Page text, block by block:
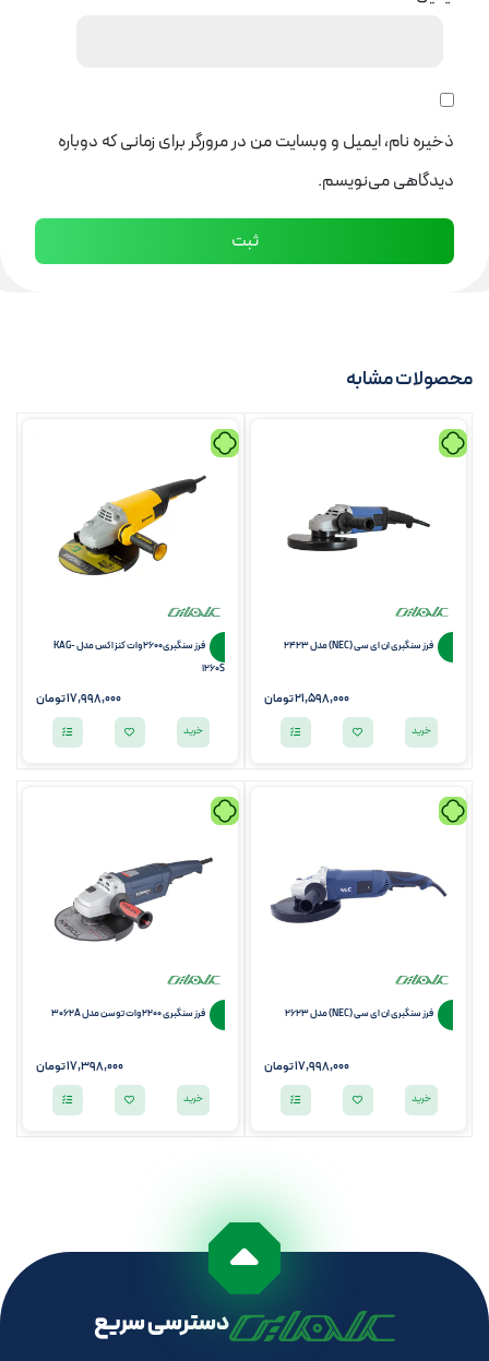
ذخیره نام، ایمیل و وبسایت من در مرورگر برای زمانی که دوباره
دیدگاهی می‌نویسم.
محصولات مشابه
فرز سنگبری ان ای سی (NEC) مدل 2423
21,598,000تومان
خرید
فرز سنگبری2600 وات کنزاکس مدل KAG-
1260S
17,998,000تومان
خرید
فرز سنگبری ان ای سی (NEC) مدل 2623
17,998,000تومان
خرید
فرز سنگبری 2200 وات توسن مدل 3062A
17,398,000تومان
خرید
دسترسی سریع